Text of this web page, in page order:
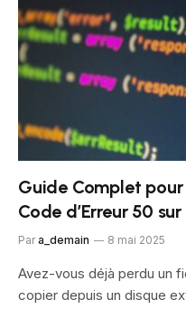
Guide Complet
Code d’Erreur 50
Par a_demain 8 mai 2025
Avez-vous déjà perdu un
copier depuis un disque